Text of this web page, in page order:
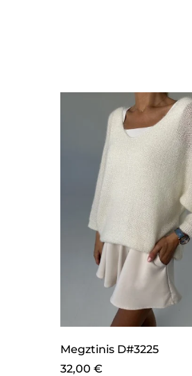
Megztinis D#3225
32,00 €